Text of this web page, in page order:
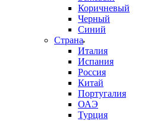
Коричневый
Черный
Синий
Страна
Италия
Испания
Россия
Китай
Португалия
ОАЭ
Турция